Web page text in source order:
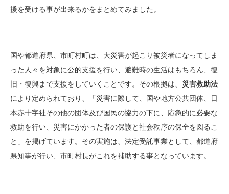
援を受ける事が出来るかをまとめてみました。
国や都道府県、市町村町は、大災害が起こり被災者になってしま
った人々を対象に公的支援を行い、避難時の生活はもちろん、復
旧・復興まで支援をしていくことです。その根拠は、 災害救助法
により定められており、「災害に際して、国や地方公共団体、日
本赤十字社その他の団体及び国民の協力の下に、応急的に必要な
救助を行い、災害にかかった者の保護と社会秩序の保全を図るこ
と」を掲げています。その実施は、法定受託事業として、都道府
県知事が行い、市町村長がこれを補助する事となっています。